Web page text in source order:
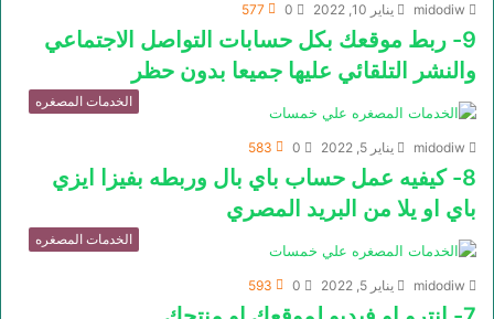
midodiw يناير 10, 2022 0
577
9- ربط موقعك بكل حسابات التواصل الاجتماعي
والنشر التلقائي عليها جميعا بدون حظر
الخدمات المصغره
midodiw يناير 5, 2022 0
583
8- كيفيه عمل حساب باي بال وربطه بفيزا ايزي
باي او يلا من البريد المصري
الخدمات المصغره
midodiw يناير 5, 2022 0
593